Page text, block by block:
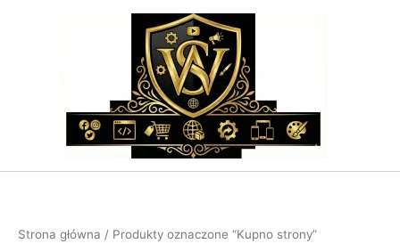
Strona główna / Produkty oznaczone “Kupno strony”